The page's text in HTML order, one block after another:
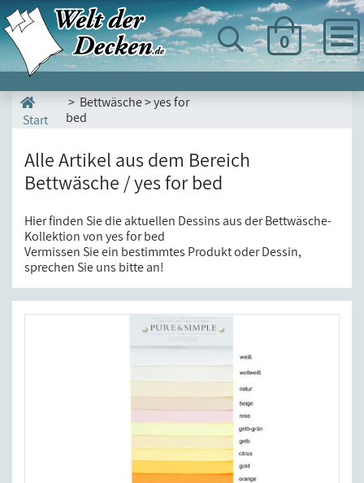
0
Start
> Bettwäsche > yes for
bed
Alle Artikel aus dem Bereich
Bettwäsche / yes for bed
Hier finden Sie die aktuellen Dessins aus der Bettwäsche-
Kollektion von yes for bed
Vermissen Sie ein bestimmtes Produkt oder Dessin,
sprechen Sie uns bitte an!